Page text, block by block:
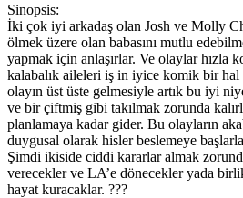
Sinopsis:
İki çok iyi arkadaş olan Josh ve Molly
ölmek üzere olan babasını mutlu
yapmak için anlaşırlar. Ve olaylar hızla
kalabalık aileleri iş in iyice komik bir hal
olayın üst üste gelmesiyle artık bu iyi
ve bir çiftmiş gibi takılmak zorunda
planlamaya kadar gider. Bu olayların
duygusal olarak hisler beslemeye
Şimdi ikiside ciddi kararlar almak
verecekler ve LA’e dönecekler yada
hayat kuracaklar. ???